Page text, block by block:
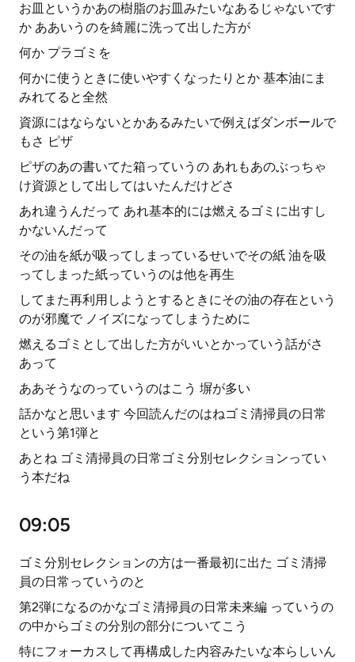
お皿というかあの樹脂のお皿みたいなあるじゃないです
か ああいうのを綺麗に洗って出した方が
何か プラゴミを
何かに使うときに使いやすくなったりとか 基本油にま
みれてると全然
資源にはならないとかあるみたいで例えばダンボールで
もさ ピザ
ピザのあの書いてた箱っていうの あれもあのぶっちゃ
け資源として出してはいたんだけどさ
あれ違うんだって あれ基本的には燃えるゴミに出すし
かないんだって
その油を紙が吸ってしまっているせいでその紙 油を吸
ってしまった紙っていうのは他を再生
してまた再利用しようとするときにその油の存在という
のが邪魔で ノイズになってしまうために
燃えるゴミとして出した方がいいとかっていう話がさ
あって
ああそうなのっていうのはこう 塀が多い
話かなと思います 今回読んだのはねゴミ清掃員の日常
という第1弾と
あとね ゴミ清掃員の日常ゴミ分別セレクションってい
う本だね
09:05
ゴミ分別セレクションの方は一番最初に出た ゴミ清掃
員の日常っていうのと
第2弾になるのかなゴミ清掃員の日常未来編 っていうの
の中からゴミの分別の部分についてこう
特にフォーカスして再構成した内容みたいな本らしいん